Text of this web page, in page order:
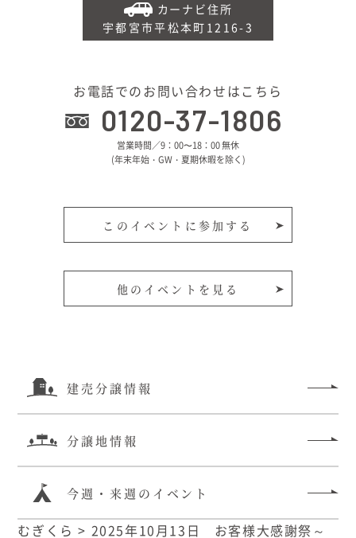
カーナビ住所
宇都宮市平松本町1216-3
お電話でのお問い合わせはこちら
0120-37-1806
営業時間／9：00〜18：00 無休
(年末年始・GW・夏期休暇を除く)
このイベントに参加する
他のイベントを見る
建売分譲情報
分譲地情報
今週・来週のイベント
むぎくら > 2025年10月13日 お客様大感謝祭～